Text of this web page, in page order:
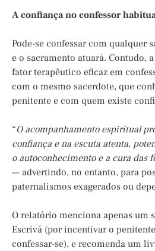
A confiança no confessor
Pode-se confessar com qualquer
e o sacramento atuará. Contudo,
fator terapêutico eficaz em
com o mesmo sacerdote, que
penitente e com quem existe
“O acompanhamento espiritual
confiança e na escuta atenta,
o autoconhecimento e a cura das
— advertindo, no entanto, para
paternalismos exagerados ou
O relatório menciona apenas um
Escrivá (por incentivar o
confessar-se), e recomenda um